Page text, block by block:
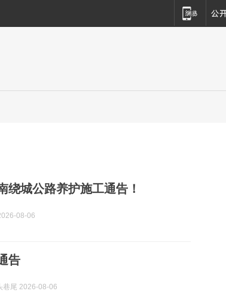
绕城公路养护施工通告！
08-06
告
巷尾 2026-08-06